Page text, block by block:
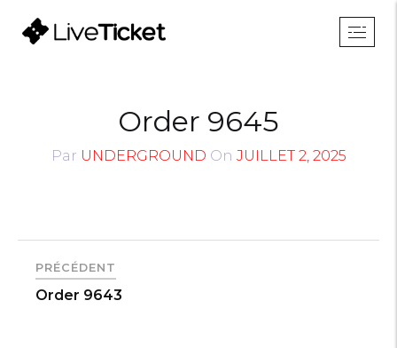
Order 9645
Par UNDERGROUND On JUILLET 2, 2025
PRÉCÉDENT
Order 9643